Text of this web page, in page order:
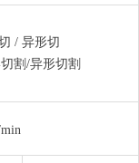
/ 异形切
割/异形切割